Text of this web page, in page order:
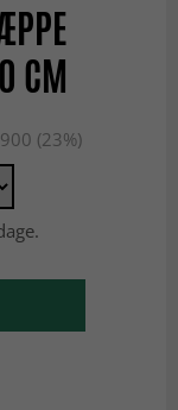
CM
(23%)